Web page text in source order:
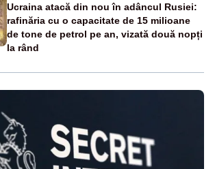
Ucraina atacă din nou în adâncul Rusiei:
rafinăria cu o capacitate de 15 milioane
de tone de petrol pe an, vizată două nopți
la rând